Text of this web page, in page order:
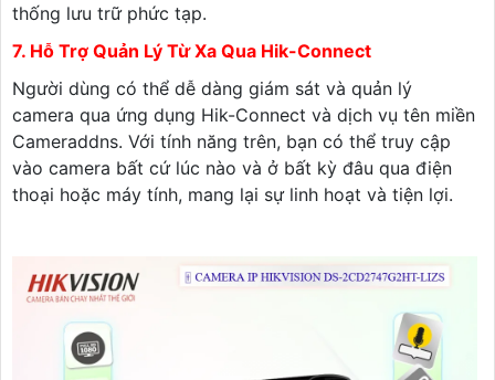
thống lưu trữ phức tạp.
7. Hỗ Trợ Quản Lý Từ Xa Qua Hik-Connect
Người dùng có thể dễ dàng giám sát và quản lý
camera qua ứng dụng Hik-Connect và dịch vụ tên miền
Cameraddns. Với tính năng trên, bạn có thể truy cập
vào camera bất cứ lúc nào và ở bất kỳ đâu qua điện
thoại hoặc máy tính, mang lại sự linh hoạt và tiện lợi.